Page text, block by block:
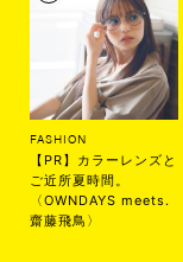
FASHION
【PR】カラーレンズと
ご近所夏時間。
〈OWNDAYS meets.
齋藤飛鳥〉